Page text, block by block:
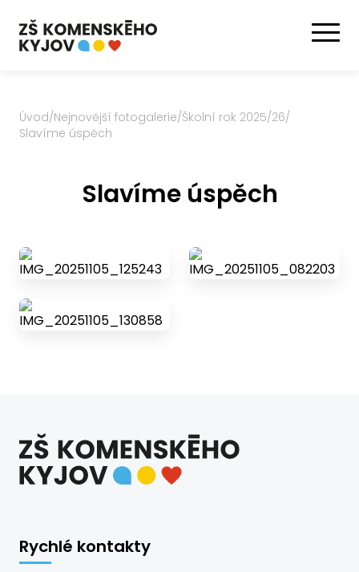
Úvod/Nejnovější fotogalerie/Školní rok 2025/26/
Slavíme úspěch
Slavíme úspěch
Rychlé kontakty